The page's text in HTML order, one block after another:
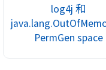
log4j 和
PermGen space